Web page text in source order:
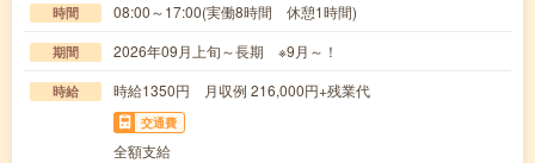
時間 08:00～17:00(実働8時間 休憩1時間)
期間 2026年09月上旬～長期 ※9月～！
時給 時給1350円 月収例 216,000円+残業代
交通費
全額支給